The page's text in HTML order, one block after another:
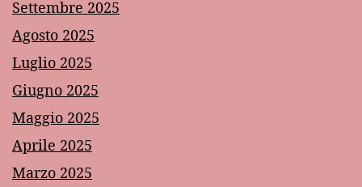
Settembre 2025
Agosto 2025
Luglio 2025
Giugno 2025
Maggio 2025
Aprile 2025
Marzo 2025